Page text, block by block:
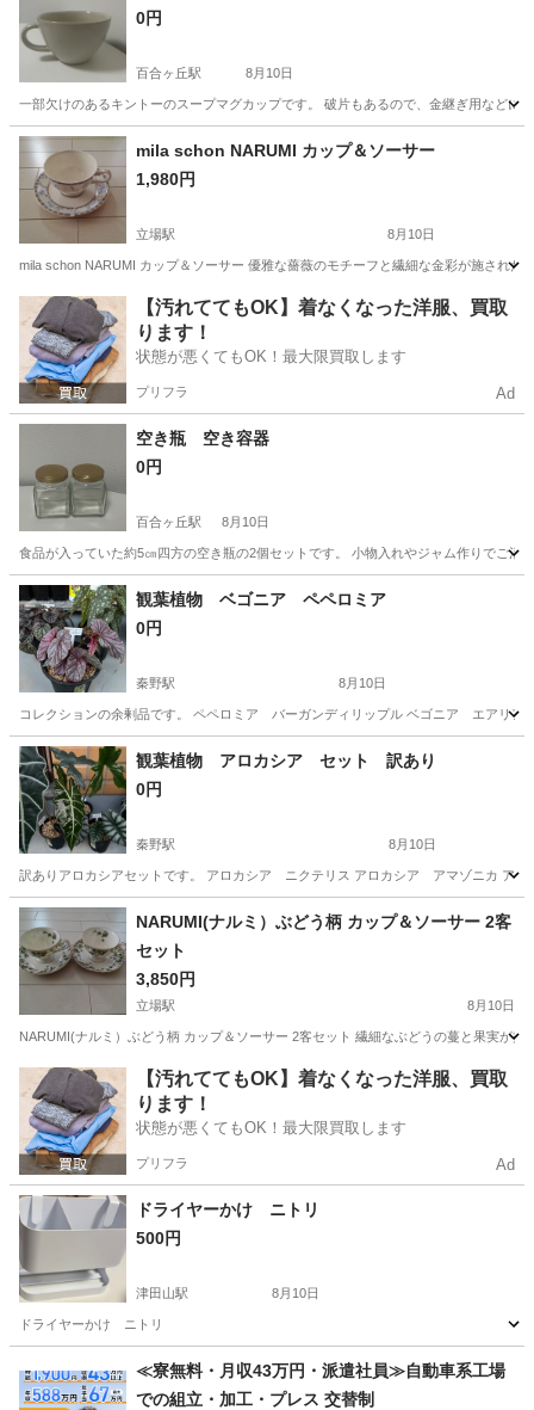
0円
百合ヶ丘駅 8月10日
一部欠けのあるキントーのスープマグカップです。 破片もあるので、金継ぎ用などに
神奈川 川崎市 mila schon NARUMI カップ＆ソーサー
1,980円
立場駅 8月10日
mila schon NARUMI カップ＆ソーサー 優雅な薔薇のモチーフと繊細な金彩が施され
神奈川 横浜市 立場駅 食器
【汚れててもOK】着なくなった洋服、買取
ります！
状態が悪くてもOK！最大限買取します
プリフラ Ad
空き瓶 空き容器
0円
百合ヶ丘駅 8月10日
食品が入っていた約5㎝四方の空き瓶の2個セットです。 小物入れやジャム作りでご活
神奈川 川崎市 百合ヶ丘駅
観葉植物 ベゴニア ペペロミア
0円
秦野駅 8月10日
コレクションの余剰品です。 ペペロミア バーガンディリップル ベゴニア エアリ
神奈川 秦野市 秦野駅 家庭用品
観葉植物 アロカシア セット 訳あり
0円
秦野駅 8月10日
訳ありアロカシアセットです。 アロカシア ニクテリス アロカシア アマゾニカ ア
神奈川 秦野市 家庭用品 アロカシア
NARUMI(ナルミ）ぶどう柄 カップ＆ソーサー 2客
セット
3,850円
立場駅 8月10日
NARUMI(ナルミ）ぶどう柄 カップ＆ソーサー 2客セット 繊細なぶどうの蔓と果実が
神奈川 横浜市 立場駅 食器
【汚れててもOK】着なくなった洋服、買取
ります！
状態が悪くてもOK！最大限買取します
プリフラ Ad
ドライヤーかけ ニトリ
500円
津田山駅 8月10日
ドライヤーかけ ニトリ
津田山駅 家庭用品
≪寮無料・月収43万円・派遣社員≫自動車系工場
での組立・加工・プレス 交替制